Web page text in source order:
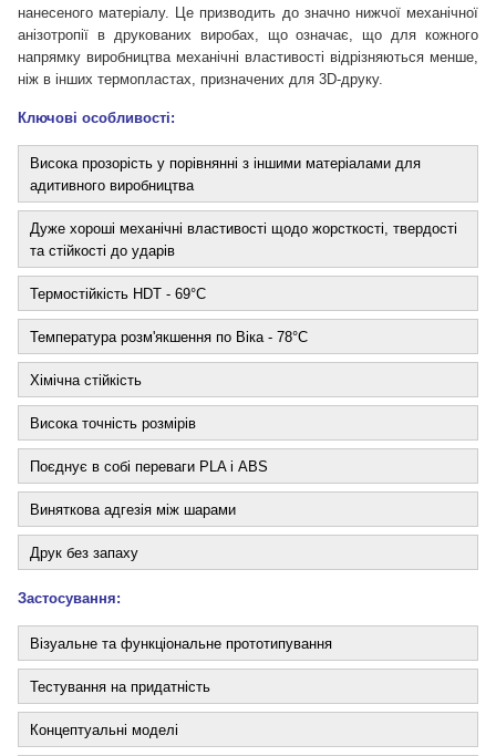
нанесеного матеріалу. Це призводить до значно нижчої механічної
анізотропії в друкованих виробах, що означає, що для кожного
напрямку виробництва механічні властивості відрізняються менше,
ніж в інших термопластах, призначених для 3D-друку.
Ключові особливості:
Висока прозорість у порівнянні з іншими матеріалами для
адитивного виробництва
Дуже хороші механічні властивості щодо жорсткості, твердості
та стійкості до ударів
Термостійкість HDT - 69°C
Температура розм'якшення по Віка - 78°С
Хімічна стійкість
Висока точність розмірів
Поєднує в собі переваги PLA і ABS
Виняткова адгезія між шарами
Друк без запаху
Застосування:
Візуальне та функціональне прототипування
Тестування на придатність
Концептуальні моделі